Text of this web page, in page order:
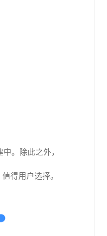
。除此之外，
得用户选择。